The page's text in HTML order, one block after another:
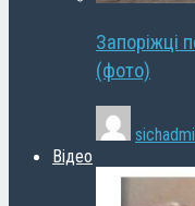
Запоріжці
(фото)
Відео